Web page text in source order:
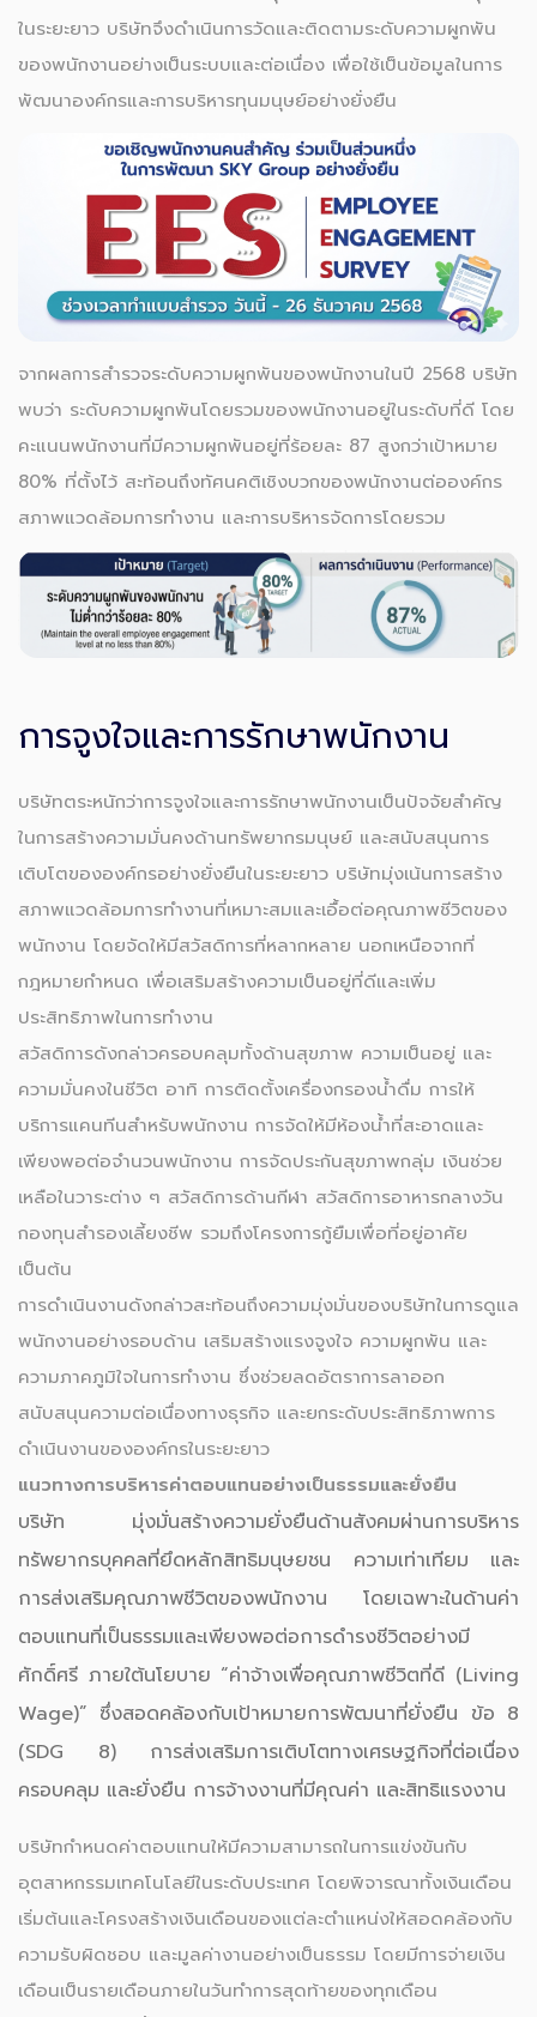
ในระยะยาว บริษัทจึงดำเนินการวัดและติดตามระดับความผูกพัน
ของพนักงานอย่างเป็นระบบและต่อเนื่อง เพื่อใช้เป็นข้อมูลในการ
พัฒนาองค์กรและการบริหารทุนมนุษย์อย่างยั่งยืน
จากผลการสำรวจระดับความผูกพันของพนักงานในปี 2568 บริษัท
พบว่า ระดับความผูกพันโดยรวมของพนักงานอยู่ในระดับที่ดี โดย
คะแนนพนักงานที่มีความผูกพันอยู่ที่ร้อยละ 87 สูงกว่าเป้าหมาย
80% ที่ตั้งไว้ สะท้อนถึงทัศนคติเชิงบวกของพนักงานต่อองค์กร
สภาพแวดล้อมการทำงาน และการบริหารจัดการโดยรวม
การจูงใจและการรักษาพนักงาน
บริษัทตระหนักว่าการจูงใจและการรักษาพนักงานเป็นปัจจัยสำคัญ
ในการสร้างความมั่นคงด้านทรัพยากรมนุษย์ และสนับสนุนการ
เติบโตขององค์กรอย่างยั่งยืนในระยะยาว บริษัทมุ่งเน้นการสร้าง
สภาพแวดล้อมการทำงานที่เหมาะสมและเอื้อต่อคุณภาพชีวิตของ
พนักงาน โดยจัดให้มีสวัสดิการที่หลากหลาย นอกเหนือจากที่
กฎหมายกำหนด เพื่อเสริมสร้างความเป็นอยู่ที่ดีและเพิ่ม
ประสิทธิภาพในการทำงาน
สวัสดิการดังกล่าวครอบคลุมทั้งด้านสุขภาพ ความเป็นอยู่ และ
ความมั่นคงในชีวิต อาทิ การติดตั้งเครื่องกรองน้ำดื่ม การให้
บริการแคนทีนสำหรับพนักงาน การจัดให้มีห้องน้ำที่สะอาดและ
เพียงพอต่อจำนวนพนักงาน การจัดประกันสุขภาพกลุ่ม เงินช่วย
เหลือในวาระต่าง ๆ สวัสดิการด้านกีฬา สวัสดิการอาหารกลางวัน
กองทุนสำรองเลี้ยงชีพ รวมถึงโครงการกู้ยืมเพื่อที่อยู่อาศัย
เป็นต้น
การดำเนินงานดังกล่าวสะท้อนถึงความมุ่งมั่นของบริษัทในการดูแล
พนักงานอย่างรอบด้าน เสริมสร้างแรงจูงใจ ความผูกพัน และ
ความภาคภูมิใจในการทำงาน ซึ่งช่วยลดอัตราการลาออก
สนับสนุนความต่อเนื่องทางธุรกิจ และยกระดับประสิทธิภาพการ
ดำเนินงานขององค์กรในระยะยาว
แนวทางการบริหารค่าตอบแทนอย่างเป็นธรรมและยั่งยืน
บริษัท มุ่งมั่นสร้างความยั่งยืนด้านสังคมผ่านการบริหาร
ทรัพยากรบุคคลที่ยึดหลักสิทธิมนุษยชน ความเท่าเทียม และ
การส่งเสริมคุณภาพชีวิตของพนักงาน โดยเฉพาะในด้านค่า
ตอบแทนที่เป็นธรรมและเพียงพอต่อการดำรงชีวิตอย่างมี
ศักดิ์ศรี ภายใต้นโยบาย “ค่าจ้างเพื่อคุณภาพชีวิตที่ดี (Living
Wage)” ซึ่งสอดคล้องกับเป้าหมายการพัฒนาที่ยั่งยืน ข้อ 8
(SDG 8) การส่งเสริมการเติบโตทางเศรษฐกิจที่ต่อเนื่อง
ครอบคลุม และยั่งยืน การจ้างงานที่มีคุณค่า และสิทธิแรงงาน
บริษัทกำหนดค่าตอบแทนให้มีความสามารถในการแข่งขันกับ
อุตสาหกรรมเทคโนโลยีในระดับประเทศ โดยพิจารณาทั้งเงินเดือน
เริ่มต้นและโครงสร้างเงินเดือนของแต่ละตำแหน่งให้สอดคล้องกับ
ความรับผิดชอบ และมูลค่างานอย่างเป็นธรรม โดยมีการจ่ายเงิน
เดือนเป็นรายเดือนภายในวันทำการสุดท้ายของทุกเดือน